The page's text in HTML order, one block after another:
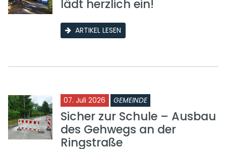
lädt herzlich ein!
ARTIKEL LESEN
07. Juli 2026 GEMEINDE
Sicher zur Schule – Ausbau
des Gehwegs an der
Ringstraße